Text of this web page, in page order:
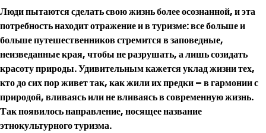
Люди пытаются сделать свою жизнь более осознанной, и эта
потребность находит отражение и в туризме: все больше и
больше путешественников стремится в заповедные,
неизведанные края, чтобы не разрушать, а лишь созидать
красоту природы. Удивительным кажется уклад жизни тех,
кто до сих пор живет так, как жили их предки – в гармонии с
природой, вливаясь или не вливаясь в современную жизнь.
Так появилось направление, носящее название
этнокультурного туризма.